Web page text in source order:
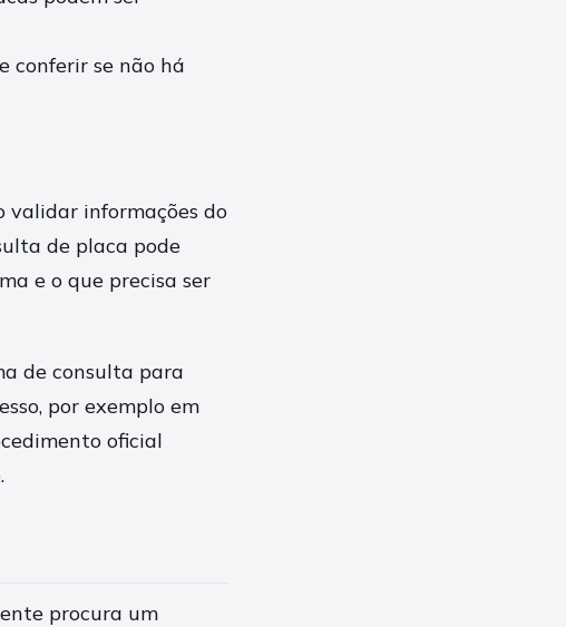
conferir se não há
validar informações do
de placa pode
e o que precisa ser
de consulta para
por exemplo em
oficial
procura um